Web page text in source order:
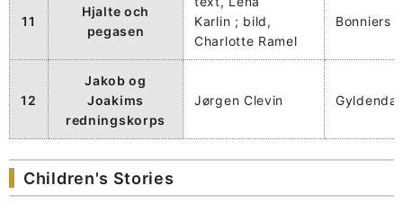
11
Hjalte och
pegasen
Karlin ; bild,
Charlotte Ramel
Bonniers
12
Jakob og
Joakims
redningskorps
Jørgen Clevin Gyldendal
Children's Stories